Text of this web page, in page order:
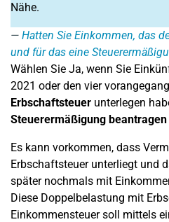
Nähe.
Hatten Sie Einkommen, das
und für das eine
Wählen Sie Ja, wenn Sie
2021 oder den vier
Erbschaftsteuer unterlegen
Steuerermäßigung beantragen
Es kann vorkommen, dass
Erbschaftsteuer unterliegt und
später nochmals mit
Diese Doppelbelastung mit
Einkommensteuer soll mittels